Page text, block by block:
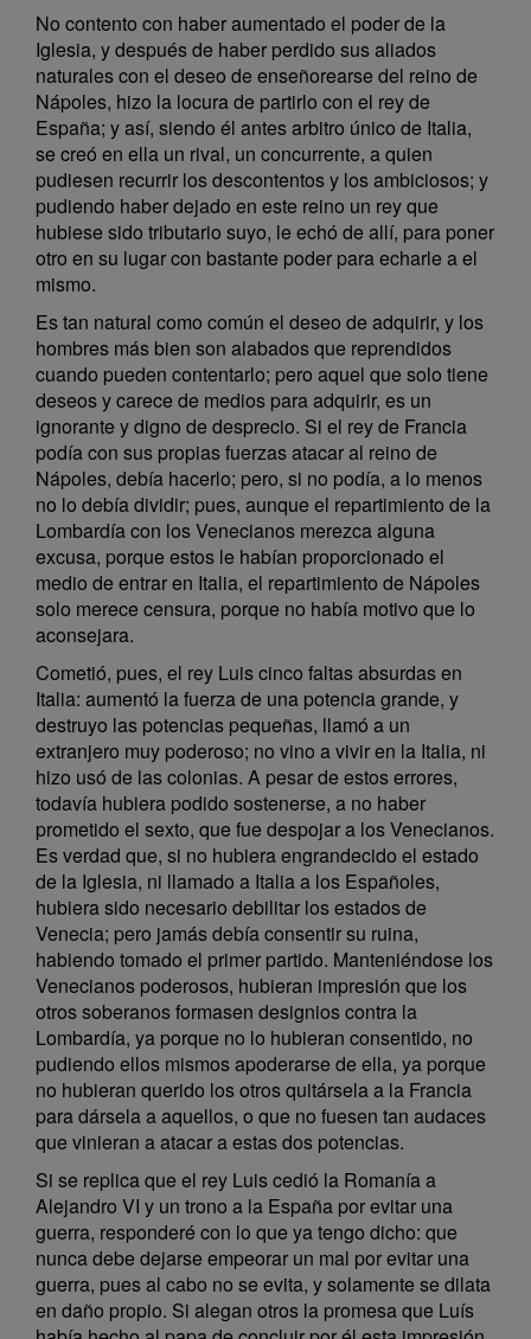
No contento con haber aumentado el poder de la
Iglesia, y después de haber perdido sus aliados
naturales con el deseo de enseñorearse del reino de
Nápoles, hizo la locura de partirlo con el rey de
España; y así, siendo él antes arbitro único de Italia,
se creó en ella un rival, un concurrente, a quien
pudiesen recurrir los descontentos y los ambiciosos; y
pudiendo haber dejado en este reino un rey que
hubiese sido tributario suyo, le echó de allí, para poner
otro en su lugar con bastante poder para echarle a el
mismo.
Es tan natural como común el deseo de adquirir, y los
hombres más bien son alabados que reprendidos
cuando pueden contentarlo; pero aquel que solo tiene
deseos y carece de medios para adquirir, es un
ignorante y digno de desprecio. Si el rey de Francia
podía con sus propias fuerzas atacar al reino de
Nápoles, debía hacerlo; pero, si no podía, a lo menos
no lo debía dividir; pues, aunque el repartimiento de la
Lombardía con los Venecianos merezca alguna
excusa, porque estos le habían proporcionado el
medio de entrar en Italia, el repartimiento de Nápoles
solo merece censura, porque no había motivo que lo
aconsejara.
Cometió, pues, el rey Luis cinco faltas absurdas en
Italia: aumentó la fuerza de una potencia grande, y
destruyo las potencias pequeñas, llamó a un
extranjero muy poderoso; no vino a vivir en la Italia, ni
hizo usó de las colonias. A pesar de estos errores,
todavía hubiera podido sostenerse, a no haber
prometido el sexto, que fue despojar a los Venecianos.
Es verdad que, si no hubiera engrandecido el estado
de la Iglesia, ni llamado a Italia a los Españoles,
hubiera sido necesario debilitar los estados de
Venecia; pero jamás debía consentir su ruina,
habiendo tomado el primer partido. Manteniéndose los
Venecianos poderosos, hubieran impresión que los
otros soberanos formasen designios contra la
Lombardía, ya porque no lo hubieran consentido, no
pudiendo ellos mismos apoderarse de ella, ya porque
no hubieran querido los otros quitársela a la Francia
para dársela a aquellos, o que no fuesen tan audaces
que vinieran a atacar a estas dos potencias.
Si se replica que el rey Luis cedió la Romanía a
Alejandro VI y un trono a la España por evitar una
guerra, responderé con lo que ya tengo dicho: que
nunca debe dejarse empeorar un mal por evitar una
guerra, pues al cabo no se evita, y solamente se dilata
en daño propio. Si alegan otros la promesa que Luís